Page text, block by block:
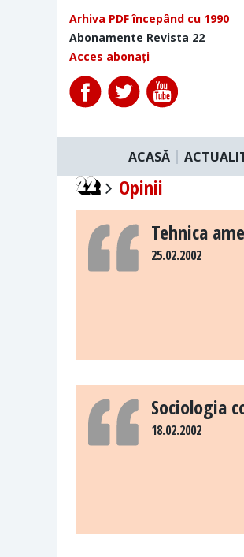
Arhiva PDF începând cu 1990
Abonamente Revista 22
Acces abonați
ACASĂ
Opinii
Tehnica
25.02.2002
Sociologia
18.02.2002